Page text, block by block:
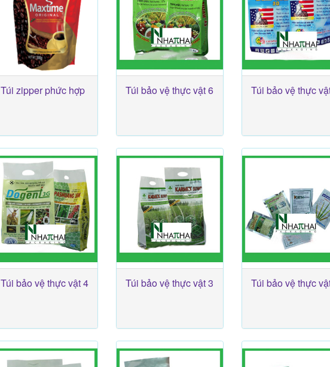
Túi zipper phức hợp Túi bảo vệ thực vật 6 Túi bảo vệ thực
Túi bảo vệ thực vật 4 Túi bảo vệ thực vật 3 Túi bảo vệ thực